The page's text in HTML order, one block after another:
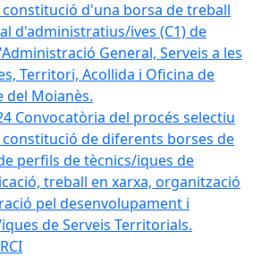
constitució d'una borsa de treball
d'administratius/ives (C1) de
General, Serveis a les
Territori, Acollida i Oficina de
del Moianès.
Convocatòria del procés selectiu
constitució de diferents borses de
perfils de tècnics/iques de
treball en xarxa, organització
pel desenvolupament i
de Serveis Territorials.